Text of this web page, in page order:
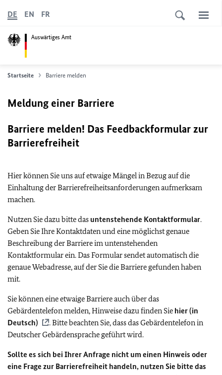
Auswärtiges Amt
DE EN FR
Startseite Barriere melden
Meldung einer Barriere
Barriere melden! Das Feedbackformular zur
Barrierefreiheit
Hier können Sie uns auf etwaige Mängel in Bezug auf die
Einhaltung der Barrierefreiheitsanforderungen aufmerksam
machen.
Nutzen Sie dazu bitte das untenstehende Kontaktformular.
Geben Sie Ihre Kontaktdaten und eine möglichst genaue
Beschreibung der Barriere im untenstehenden
Kontaktformular ein. Das Formular sendet automatisch die
genaue Webadresse, auf der Sie die Barriere gefunden haben
mit.
Sie können eine etwaige Barriere auch über das
Gebärdentelefon melden, Hinweise dazu finden Sie hier (in
Deutsch)
. Bitte beachten Sie, dass das Gebärdentelefon in
Deutscher Gebärdensprache geführt wird.
Sollte es sich bei Ihrer Anfrage nicht um einen Hinweis oder
eine Frage zur Barrierefreiheit handeln, nutzen Sie bitte das